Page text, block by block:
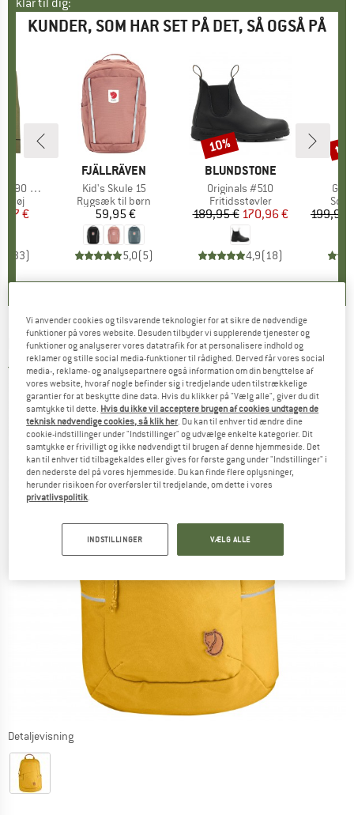
klar til dig:
KUNDER, SOM HAR SET PÅ DET, SÅ OGSÅ PÅ
Neck
pris
€
33)
MÆRKE
FJÄLLRÄVEN
Artikel
Kid's Skule 15
Produktgruppe
Rygsæk til børn
Pris
59,95 €
5,0(5)
MÆRKE
BLUNDSTONE
Artikel
Originals #510
Produktgruppe
Fritidsstøvler
Pris
189,95 € Nedsat pris
170,96 €
4,9(18)
Rabat
10%
199,95
til
FJÄLLRÄVEN -Kid's Räven Mini - Daypack
5,0(1)
Detaljevisning
Vi anvender cookies og tilsvarende teknologier for at sikre de nødvendige
funktioner på vores website. Desuden tilbyder vi supplerende tjenester og
funktioner og analyserer vores datatrafik for at personalisere indhold og
reklamer og stille social media-funktioner til rådighed. Derved får vores social
media-, reklame- og analysepartnere også information om din benyttelse af
vores website, hvoraf nogle befinder sig i tredjelande uden tilstrækkelige
garantier for at beskytte dine data. Hvis du klikker på "Vælg alle", giver du dit
samtykke til dette. Hvis du ikke vil acceptere brugen af cookies undtagen de
teknisk nødvendige cookies, så klik her . Du kan til enhver tid ændre dine
cookie-indstillinger under "Indstillinger" og udvælge enkelte kategorier. Dit
samtykke er frivilligt og ikke nødvendigt til brugen af denne hjemmeside. Det
kan til enhver tid tilbagekaldes eller gives for første gang under "Indstillinger" i
den nederste del på vores hjemmeside. Du kan finde flere oplysninger,
herunder risikoen for overførsler til tredjelande, om dette i vores
privatlivspolitik
INDSTILLINGER VÆLG ALLE